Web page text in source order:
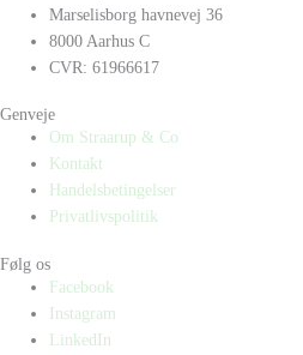
Marselisborg havnevej 36
8000 Aarhus C
CVR: 61966617
Genveje
Om Straarup & Co
Kontakt
Handelsbetingelser
Privatlivspolitik
Følg os
Facebook
Instagram
LinkedIn